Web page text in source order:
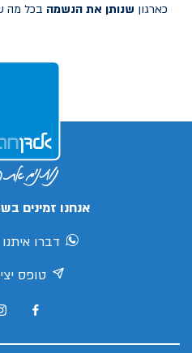
כארגון שנותן את הנשמה בכל מה
אנחנו זמינים
דברו
טופס